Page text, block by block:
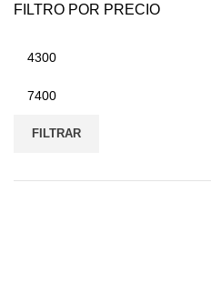
FILTRO POR PRECIO
FILTRAR